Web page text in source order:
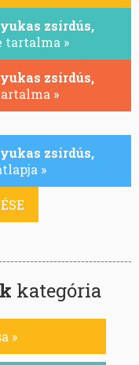
zsírdús,
tartalma »
zsírdús,
»
zsírdús,
»
kategória
»